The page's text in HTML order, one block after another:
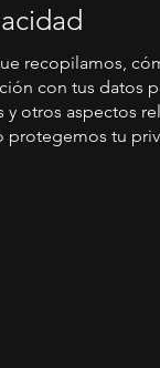
recopilamos,
con tus datos
otros aspectos
protegemos tu